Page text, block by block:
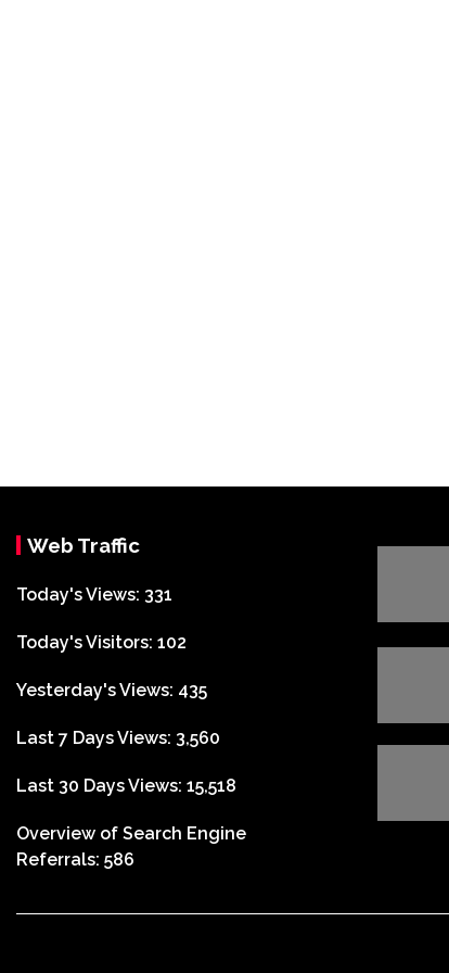
Web Traffic
Today's Views: 331
Today's Visitors: 102
Yesterday's Views: 435
Last 7 Days Views: 3,560
Last 30 Days Views: 15,518
Overview of Search Engine
Referrals: 586